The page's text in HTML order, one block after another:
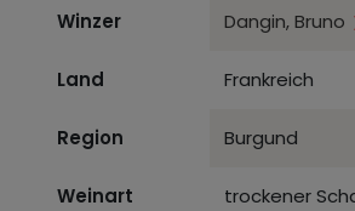
Winzer Dangin, Bruno
Land Frankreich
Region Burgund
Weinart trockener